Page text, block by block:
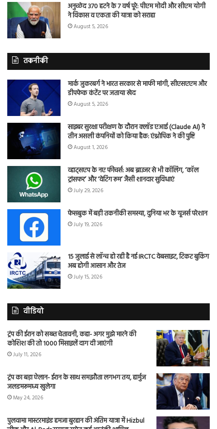
अनुच्छेद 370 हटने के 7 वर्ष पूरे: पीएम मोदी और सीएम योगी
ने विकास व एकता की यात्रा को सराहा
August 5, 2026
तकनीकी
मार्क जुकरबर्ग ने भारत सरकार से माफी मांगी, सीएसएएम और
डीपफेक कंटेंट पर जताया खेद
August 5, 2026
साइबर सुरक्षा परीक्षण के दौरान क्लॉड एआई (Claude AI) ने
तीन असली कंपनियों को किया हैक: एंथ्रोपिक ने की पुष्टि
August 1, 2026
व्हाट्सएप के नए फीचर्स: अब ब्राउजर से भी कॉलिंग, ‘कॉल
ट्रांसफर’ और ‘वेटिंग रूम’ जैसी शानदार सुविधाएं
July 29, 2026
फेसबुक में बड़ी तकनीकी समस्या, दुनिया भर के यूजर्स परेशान
July 19, 2026
15 जुलाई से लॉन्च हो रही है नई IRCTC वेबसाइट, टिकट बुकिंग
अब होगी आसान और तेज
July 15, 2026
वीडियो
ट्रंप की ईरान को सख्त चेतावनी, कहा- अगर मुझे मारने की
कोशिश की तो 1000 मिसाइलें दाग दी जाएंगी
July 11, 2026
ट्रंप का बड़ा ऐलान- ईरान के साथ समझौता लगभग तय, हार्मुज
जलडमरूमध्य खुलेगा
May 24, 2026
पुलवामा मास्टरमाइंड हमजा बुरहान की अंतिम यात्रा में Hizbul